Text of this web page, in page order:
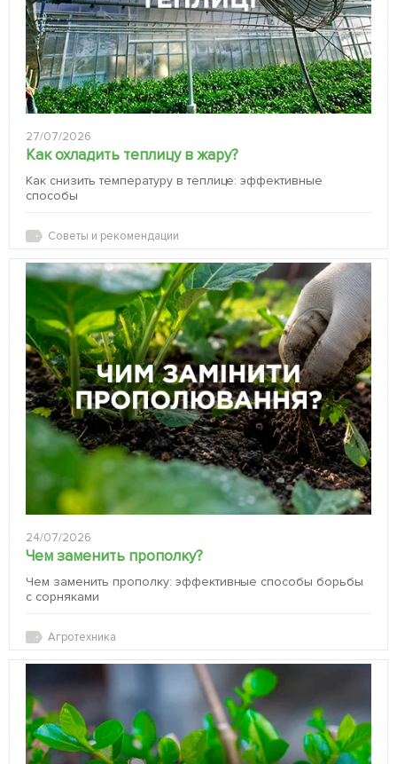
27/07/2026
Как охладить теплицу в жару?
Как снизить температуру в теплице: эффективные
способы
Советы и рекомендации
24/07/2026
Чем заменить прополку?
Чем заменить прополку: эффективные способы борьбы
с сорняками
Агротехника